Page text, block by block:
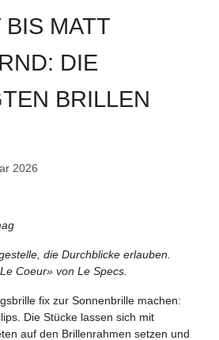
BIS MATT
DIE
BRILLEN
2026
die Durchblicke erlauben.
Coeur» von Le Specs.
fix zur Sonnenbrille machen:
Die Stücke lassen sich mit
auf den Brillenrahmen setzen und